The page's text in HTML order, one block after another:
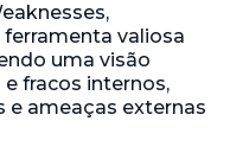
valiosa
uma visão
fracos internos,
e ameaças externas